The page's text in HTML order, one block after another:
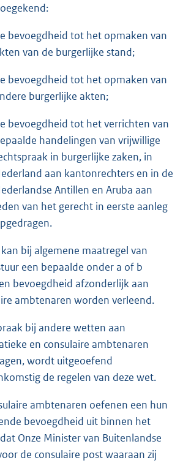
bevoegdheid tot het opmaken van
van de burgerlijke stand;
bevoegdheid tot het opmaken van
burgerlijke akten;
bevoegdheid tot het verrichten van
handelingen van vrijwillige
in burgerlijke zaken, in
aan kantonrechters en in de
Antillen en Aruba aan
van het gerecht in eerste aanleg
kan bij algemene maatregel van
een bepaalde onder a of b
bevoegdheid afzonderlijk aan
ambtenaren worden verleend.
bij andere wetten aan
en consulaire ambtenaren
wordt uitgeoefend
de regelen van deze wet.
ambtenaren oefenen een hun
bevoegdheid uit binnen het
Onze Minister van Buitenlandse
de consulaire post waaraan zij